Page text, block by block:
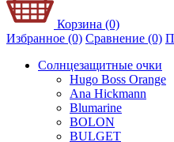
Корзина (0)
Избранное (0) Сравнение (0)
Солнцезащитные очки
Hugo Boss Orange
Ana Hickmann
Blumarine
BOLON
BULGET